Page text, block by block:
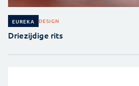
EUREKA DESIGN
Driezijdige rits